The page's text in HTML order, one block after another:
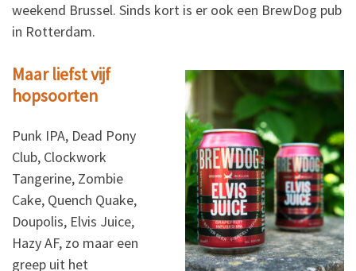
weekend Brussel. Sinds kort is er ook een BrewDog pub
in Rotterdam.
Maar liefst vijf
hopsoorten
Punk IPA, Dead Pony
Club, Clockwork
Tangerine, Zombie
Cake, Quench Quake,
Doupolis, Elvis Juice,
Hazy AF, zo maar een
greep uit het